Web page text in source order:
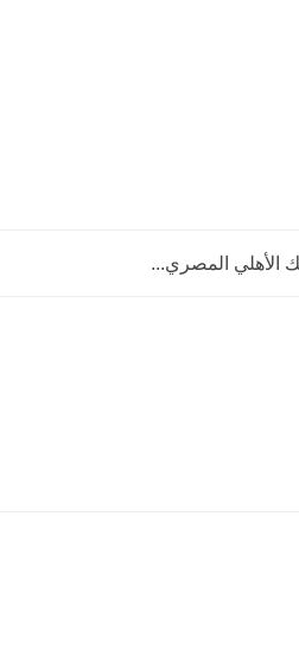
الأهلي المصري...